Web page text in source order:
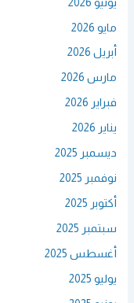
مايو 2026
أبريل 2026
مارس 2026
فبراير 2026
يناير 2026
ديسمبر 2025
نوفمبر 2025
أكتوبر 2025
سبتمبر 2025
أغسطس 2025
يوليو 2025